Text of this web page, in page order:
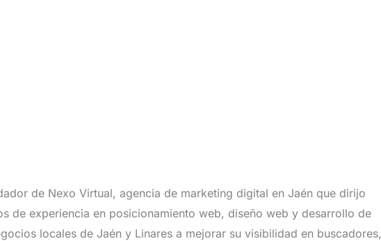
de Nexo Virtual, agencia de marketing digital en Jaén que dirijo
de experiencia en posicionamiento web, diseño web y desarrollo de
locales de Jaén y Linares a mejorar su visibilidad en buscadores,